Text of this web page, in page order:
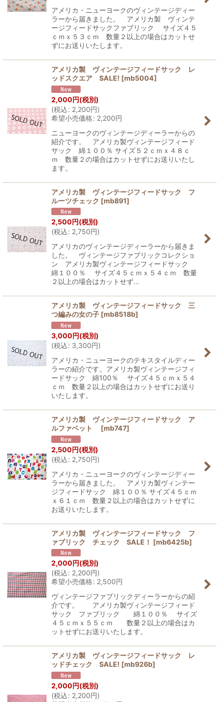
アメリカ・ニューヨークのヴィンテージディー
ラーから届きました。 アメリカ製 ヴィンテ
ージフィードサックファブリック サイズ４５
ｃｍｘ５３ｃｍ 数量２以上の場合はカットせ
ずにお送りいたします。
アメリカ製 ヴィンテージフィードサック レ
ッドスクエア SALE! [mb5004]
2,000円(税別)
(税込: 2,200円)
希望小売価格: 2,200円
ニューヨークのヴィンテージディーラーからの
紹介です。 アメリカ製ヴィンテージフィード
サック 綿１００％ サイズ５２ｃｍｘ４８ｃ
ｍ 数量２の場合はカットせずにお送りいたし
ます。
アメリカ製 ヴィンテージフィードサック フ
ルーツチェック [mb891]
2,500円(税別)
(税込: 2,750円)
アメリカのヴィンテージディーラーから届きま
した。 ヴィンテージファブリックコレクショ
ン アメリカ製ヴィンテージフィードサック
綿１００％ サイズ４５ｃｍｘ５４ｃｍ 数量
２以上の場合はカットせず…
アメリカ製 ヴィンテージフィードサック 三
つ編みの女の子 [mb8518b]
3,000円(税別)
(税込: 3,300円)
アメリカ・ニューヨークのテキスタイルディー
ラーの紹介です。アメリカ製ヴィンテージフィ
ードサック 綿100％ サイズ４５ｃｍｘ５４
ｃｍ 数量２以上の場合はカットせずにお送り
いたします。
アメリカ製 ヴィンテージフィードサック ア
ルファベット
[mb747]
2,500円(税別)
(税込: 2,750円)
アメリカ・ニューヨークのヴィンテージディー
ラーから届きました。 アメリカ製ヴィンテー
ジフィードサック 綿１００％ サイズ４５ｃｍ
ｘ６１ｃｍ 数量２以上の場合はカットせずに
お送りいたします。
アメリカ製 ヴィンテージフィードサック フ
ァブリック チェック SALE！ [mb6425b]
2,000円(税別)
(税込: 2,200円)
希望小売価格: 2,500円
ヴィンテージファブリックディーラーからの紹
介です。 アメリカ製ヴィンテージフィード
サック ファブリック 綿１００％ サイズ
４５ｃｍｘ５５ｃｍ 数量２以上の場合はカ
ットせずにお送りいたします。
アメリカ製 ヴィンテージフィードサック レ
ッドチェック SALE! [mb926b]
2,000円(税別)
(税込: 2,200円)